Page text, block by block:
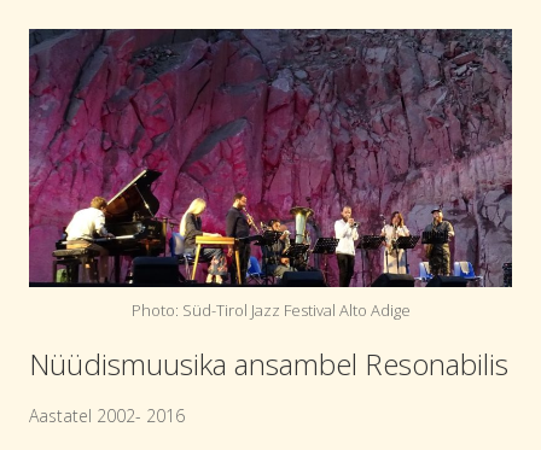
Photo: Süd-Tirol Jazz Festival Alto Adige
Nüüdismuusika ansambel Resonabilis
Aastatel 2002- 2016